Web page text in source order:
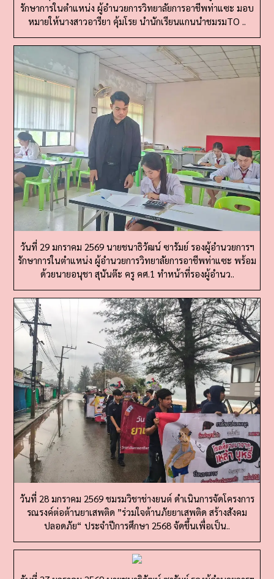
หมายให้นางสาวอารียา คุ้มโรย นำนักเรียนแกนนำชมรมTO ..
วันที่ 29 มกราคม 2569 นายชนาธิวัฒน์ ซารัมย์ รองผู้อำนวยการฯ
รักษาการในตำแหน่ง ผู้อำนวยการวิทยาลัยการอาชีพท่าแซะ พร้อม
ด้วยนายอนุชา สุนันต๊ะ ครู คศ.1 ทำหน้าที่รองผู้อำนว..
วันที่ 28 มกราคม 2569 ชมรมวิชาช่างยนต์ ดำเนินการจัดโครงการ
รณรงค์ต่อต้านยาเสพติด ”ร่วมใจต้านภัยยาเสพติด สร้างสังคม
ปลอดภัย“ ประจำปีการศึกษา 2568 จัดขึ้นเพื่อเป็น..
วันที่ 27 มกราคม 2569 นายชนาธิวัฒน์ ซารัมย์ รองผู้อำนวยการฯ